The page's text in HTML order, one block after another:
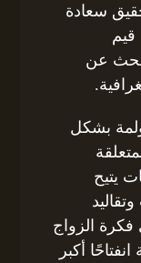
سعادة
عن
بشكل
يتيح
فكرة الزواج
أكبر